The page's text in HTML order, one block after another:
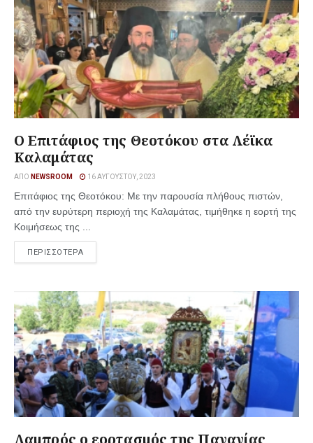
Ο Επιτάφιος της Θεοτόκου στα Λέϊκα
Καλαμάτας
ΑΠΌ NEWSROOM 16 ΑΥΓΟΎΣΤΟΥ, 2023
Επιτάφιος της Θεοτόκου: Με την παρουσία πλήθους πιστών,
από την ευρύτερη περιοχή της Καλαμάτας, τιμήθηκε η εορτή της
Κοιμήσεως της ...
ΠΕΡΙΣΣΟΤΕΡΑ
Λαμπρός ο εορτασμός της Παναγίας